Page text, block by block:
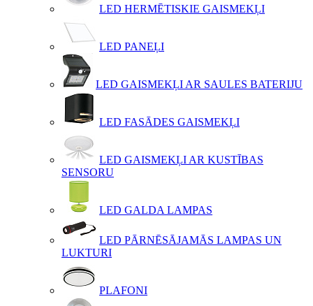
LED HERMĒTISKIE GAISMEKĻI
LED PANEĻI
LED GAISMEKĻI AR SAULES BATERIJU
LED FASĀDES GAISMEKĻI
LED GAISMEKĻI AR KUSTĪBAS
SENSORU
LED GALDA LAMPAS
LED PĀRNĒSĀJAMĀS LAMPAS UN
LUKTURI
PLAFONI